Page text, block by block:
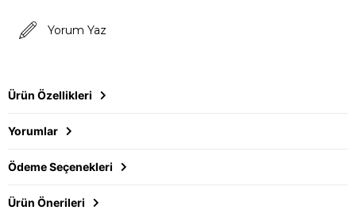
Yorum Yaz
Ürün Özellikleri
Yorumlar
Ödeme Seçenekleri
Ürün Önerileri